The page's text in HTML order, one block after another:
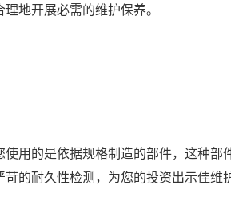
地开展必需的维护保养。
用的是依据规格制造的部件，这种部
的耐久性检测，为您的投资出示佳维